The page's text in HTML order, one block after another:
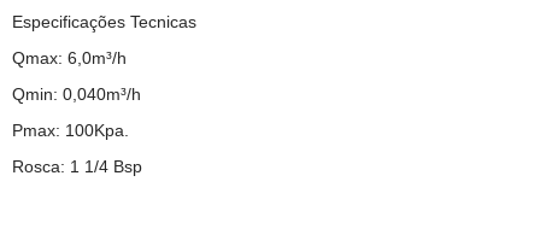
Especificações Tecnicas
Qmax: 6,0m³/h
Qmin: 0,040m³/h
Pmax: 100Kpa.
Rosca: 1 1/4 Bsp